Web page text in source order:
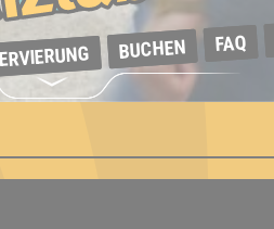
BUCHEN FAQ